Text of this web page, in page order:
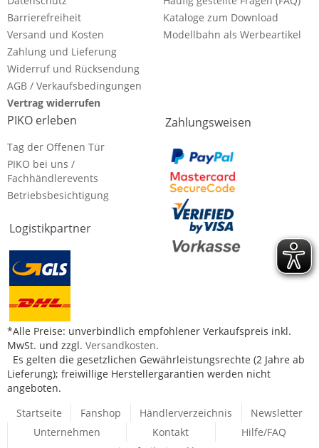
Barrierefreiheit
Versand und Kosten
Zahlung und Lieferung
Widerruf und Rücksendung
AGB / Verkaufsbedingungen
Vertrag widerrufen
Kataloge zum Download
Modellbahn als Werbeartikel
PIKO erleben
Tag der Offenen Tür
PIKO bei uns /
Fachhändlerevents
Betriebsbesichtigung
Logistikpartner
Zahlungsweisen
*Alle Preise: unverbindlich empfohlener Verkaufspreis inkl.
MwSt. und zzgl. Versandkosten.
Es gelten die gesetzlichen Gewährleistungsrechte (2 Jahre ab
Lieferung); freiwillige Herstellergarantien werden nicht
angeboten.
Startseite
Fanshop Händlerverzeichnis
Newsletter
Unternehmen
Kontakt
Hilfe/FAQ